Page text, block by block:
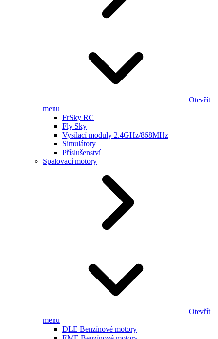
Otevřít
menu
FrSky RC
Fly Sky
Vysílací moduly 2.4GHz/868MHz
Simulátory
Příslušenství
Spalovací motory
Otevřít
menu
DLE Benzínové motory